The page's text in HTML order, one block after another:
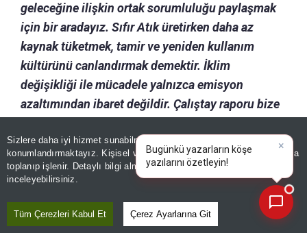
Sizlere daha iyi hizmet sunabilmek adına sitemizde
konumlandırmaktayız. Kişisel verileriniz, KVKK ve GDPR kapsamında
toplanıp işlenir. Detaylı bilgi almak içinAydınlatma Metnimizi
inceleyebilirsiniz.
Tüm Çerezleri Kabul Et Çerez Ayarlarına Git
geleceğine ilişkin ortak sorumluluğu paylaşmak
için bir aradayız. Sıfır Atık üretirken daha az
kaynak tüketmek, tamir ve yeniden kullanım
kültürünü canlandırmak demektir. İklim
değişikliği ile mücadele yalnızca emisyon
azaltımından ibaret değildir. Çalıştay raporu bize
zenginliğe sahip ancak yoğun yağış rejimi ve
dağınık yerleşim yapısı; sel, taşkın ve kıyı
erozyonu riskini artırmaktadır. KTÜ olarak
sorumluluğumuzun farkındayız. Uygulamaların
etkisini bağımsız şekilde değerlendirmek de
×
Bugünkü yazarların köşe
yazılarını öze|